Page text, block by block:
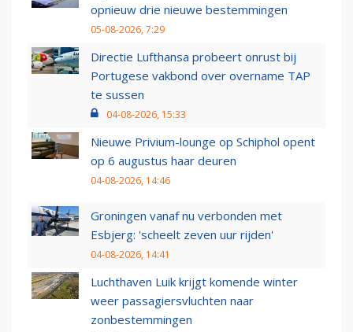
opnieuw drie nieuwe bestemmingen
05-08-2026, 7:29
Directie Lufthansa probeert onrust bij
Portugese vakbond over overname TAP
te sussen
04-08-2026, 15:33
Nieuwe Privium-lounge op Schiphol opent
op 6 augustus haar deuren
04-08-2026, 14:46
Groningen vanaf nu verbonden met
Esbjerg: 'scheelt zeven uur rijden'
04-08-2026, 14:41
Luchthaven Luik krijgt komende winter
weer passagiersvluchten naar
zonbestemmingen